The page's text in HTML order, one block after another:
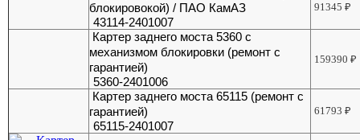
блокировокой) / ПАО КамАЗ
43114-2401007
91345₽
Картер заднего моста 5360 с
механизмом блокировки (ремонт с
гарантией)
5360-2401006
159390₽
Картер заднего моста 65115 (ремонт с
гарантией)
65115-2401007
61793₽